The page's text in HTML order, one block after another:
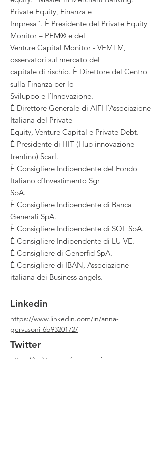
Private Equity, Finanza e
Impresa”. È Presidente del Private Equity
Monitor – PEM® e del
Venture Capital Monitor - VEMTM,
osservatori sul mercato del
capitale di rischio. È Direttore del Centro
sulla Finanza per lo
Sviluppo e l’Innovazione.
È Direttore Generale di AIFI l’Associazione
Italiana del Private
Equity, Venture Capital e Private Debt.
È Presidente di HIT (Hub innovazione
trentino) Scarl.
È Consigliere Indipendente del Fondo
Italiano d’Investimento Sgr
SpA.
È Consigliere Indipendente di Banca
Generali SpA.
È Consigliere Indipendente di SOL SpA.
È Consigliere Indipendente di LU-VE.
È Consigliere di Generfid SpA.
È Consigliere di IBAN, Associazione
italiana dei Business angels.
Linkedin
https://www.linkedin.com/in/anna-
gervasoni-6b9320172/
Twitter
https://twitter.com/gervasoni_anna